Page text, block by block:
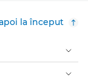
la început